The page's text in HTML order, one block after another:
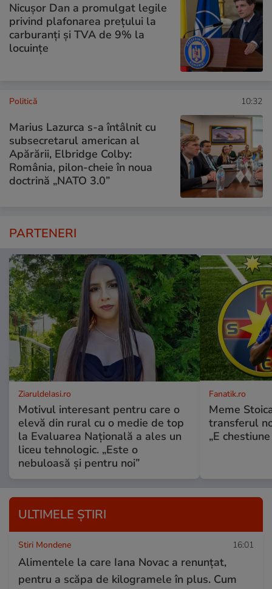
Nicușor Dan a promulgat legile
privind plafonarea prețului la
carburanți și TVA de 9% la
locuințe
Politică 10:32
Marius Lazurca s-a întâlnit cu
subsecretarul american al
Apărării, Elbridge Colby:
România, pilon-cheie în noua
doctrină „NATO 3.0”
PARTENERI
ZiaruldeIasi.ro
Motivul interesant pentru care o
elevă din rural cu o medie de top
la Evaluarea Națională a ales un
liceu tehnologic. „Este o
nebuloasă și pentru noi”
Fanatik.ro
Meme
transferul
„E
ULTIMELE ȘTIRI
Stiri Mondene 16:01
Alimentele la care Iana Novac a renunțat,
pentru a scăpa de kilogramele în plus. Cum